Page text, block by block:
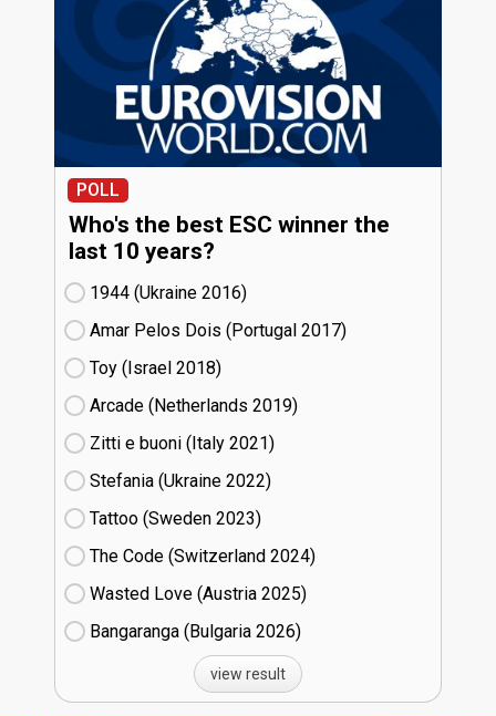
POLL
Who's the best ESC winner the
last 10 years?
1944 (Ukraine
16)
Amar Pelos Dois (Portugal
17)
Toy (Israel
18)
Arcade (Netherlands
19)
Zitti e buoni​ (Italy
21)
Stefania (Ukraine
22)
Tattoo (Sweden
23)
The Code (Switzerland
24)
Wasted Love (Austria
25)
Bangaranga (Bulgaria
26)
view result